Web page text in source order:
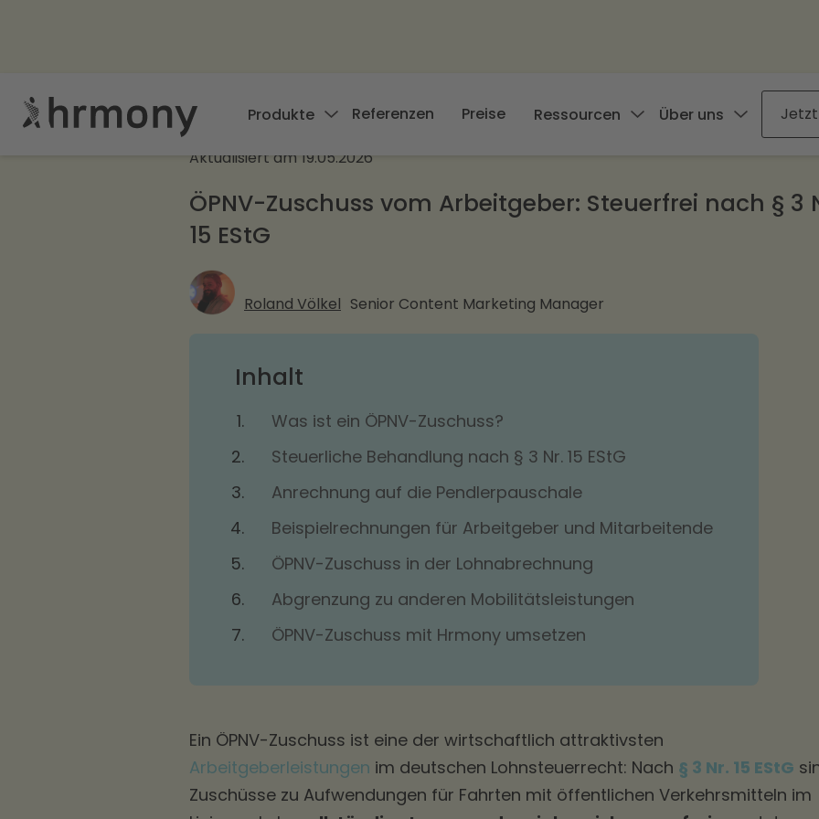
Produkte Referenzen Preise Ressourcen Über uns
Aktualisiert am 19.05.2026
ÖPNV-Zuschuss vom Arbeitgeber: Steuerfrei nach § 3
15 EStG
Roland Völkel Senior Content Marketing Manager
Inhalt
Was ist ein ÖPNV-Zuschuss?
Steuerliche Behandlung nach § 3 Nr. 15 EStG
Anrechnung auf die Pendlerpauschale
Beispielrechnungen für Arbeitgeber und Mitarbeitende
ÖPNV-Zuschuss in der Lohnabrechnung
Abgrenzung zu anderen Mobilitätsleistungen
ÖPNV-Zuschuss mit Hrmony umsetzen
Ein ÖPNV-Zuschuss ist eine der wirtschaftlich attraktivsten
Arbeitgeberleistungen im deutschen Lohnsteuerrecht: Nach § 3 Nr. 15 EStG
Zuschüsse zu Aufwendungen für Fahrten mit öffentlichen Verkehrsmitteln im